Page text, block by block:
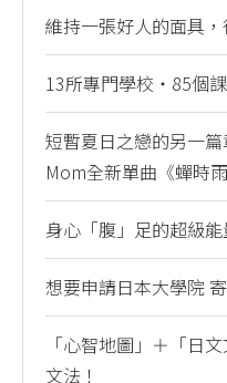
維持一張好人的面具，
13所專門學校・85個
短暫夏日之戀的另一
Mom全新單曲《蟬時
身心「腹」足的超
想要申請日本大學院
「心智地圖」＋「日
文法！